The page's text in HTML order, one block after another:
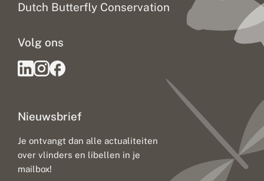
Dutch Butterfly Conservation
Nieuwsbrief
Je ontvangt dan alle actualiteiten
over vlinders en libellen in je
mailbox!
Volg ons